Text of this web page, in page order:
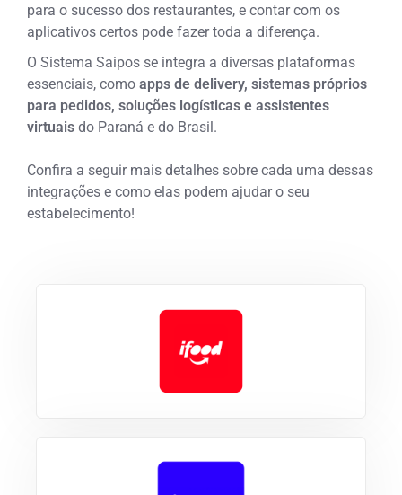
para o sucesso dos restaurantes, e contar com os
aplicativos certos pode fazer toda a diferença.
O Sistema Saipos se integra a diversas plataformas
essenciais, comoapps de delivery, sistemas próprios
para pedidos, soluções logísticas e assistentes
virtuais do Paraná e do Brasil.
Confira a seguir mais detalhes sobre cada uma dessas
integrações e como elas podem ajudar o seu
estabelecimento!